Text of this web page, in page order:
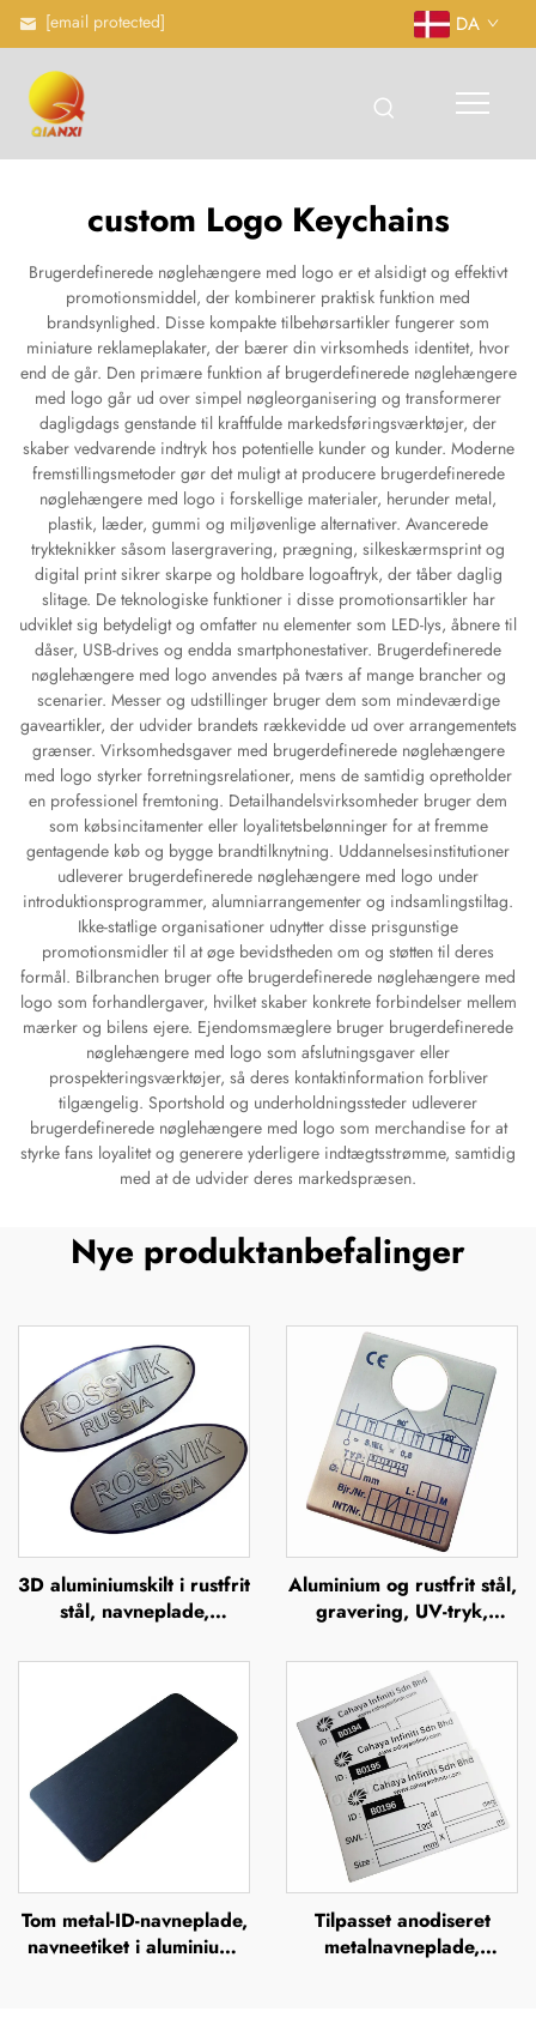
[email protected] DA
custom Logo Keychains
Brugerdefinerede nøglehængere med logo er et alsidigt og effektivt
promotionsmiddel, der kombinerer praktisk funktion med
brandsynlighed. Disse kompakte tilbehørsartikler fungerer som
miniature reklameplakater, der bærer din virksomheds identitet, hvor
end de går. Den primære funktion af brugerdefinerede nøglehængere
med logo går ud over simpel nøgleorganisering og transformerer
dagligdags genstande til kraftfulde markedsføringsværktøjer, der
skaber vedvarende indtryk hos potentielle kunder og kunder. Moderne
fremstillingsmetoder gør det muligt at producere brugerdefinerede
nøglehængere med logo i forskellige materialer, herunder metal,
plastik, læder, gummi og miljøvenlige alternativer. Avancerede
trykteknikker såsom lasergravering, prægning, silkeskærmsprint og
digital print sikrer skarpe og holdbare logoaftryk, der tåber daglig
slitage. De teknologiske funktioner i disse promotionsartikler har
udviklet sig betydeligt og omfatter nu elementer som LED-lys, åbnere til
dåser, USB-drives og endda smartphonestativer. Brugerdefinerede
nøglehængere med logo anvendes på tværs af mange brancher og
scenarier. Messer og udstillinger bruger dem som mindeværdige
gaveartikler, der udvider brandets rækkevidde ud over arrangementets
grænser. Virksomhedsgaver med brugerdefinerede nøglehængere
med logo styrker forretningsrelationer, mens de samtidig opretholder
en professionel fremtoning. Detailhandelsvirksomheder bruger dem
som købsincitamenter eller loyalitetsbelønninger for at fremme
gentagende køb og bygge brandtilknytning. Uddannelsesinstitutioner
udleverer brugerdefinerede nøglehængere med logo under
introduktionsprogrammer, alumniarrangementer og indsamlingstiltag.
Ikke-statlige organisationer udnytter disse prisgunstige
promotionsmidler til at øge bevidstheden om og støtten til deres
formål. Bilbranchen bruger ofte brugerdefinerede nøglehængere med
logo som forhandlergaver, hvilket skaber konkrete forbindelser mellem
mærker og bilens ejere. Ejendomsmæglere bruger brugerdefinerede
nøglehængere med logo som afslutningsgaver eller
prospekteringsværktøjer, så deres kontaktinformation forbliver
tilgængelig. Sportshold og underholdningssteder udleverer
brugerdefinerede nøglehængere med logo som merchandise for at
styrke fans loyalitet og generere yderligere indtægtsstrømme, samtidig
med at de udvider deres markedspræsen.
Nye produktanbefalinger
3D aluminiumskilt i rustfrit
stål, navneplade,
metallogo, navneplader
Aluminium og rustfrit stål,
gravering, UV-tryk,
metalnavneplader,
mærkeskilte, forhøjet
metalplade
Tom metal-ID-navneplade,
navneetiket i aluminium,
Tilpasset anodiseret
metalnavneplade,